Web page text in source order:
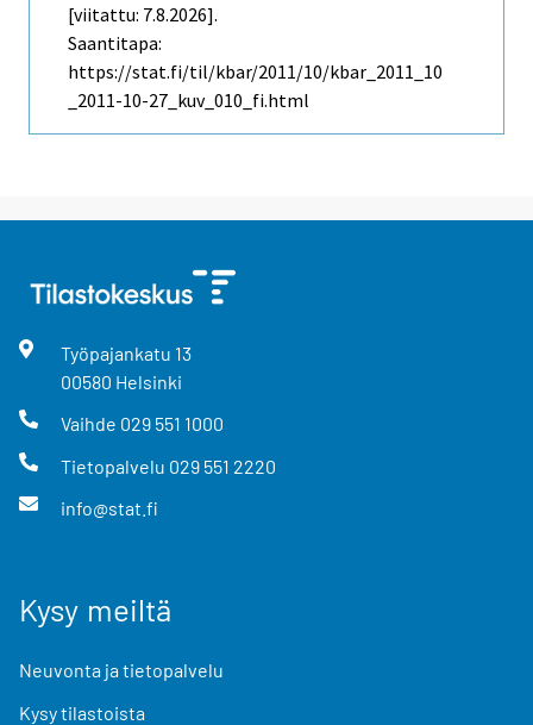
[viitattu: 7.8.2026].
Saantitapa:
https://stat.fi/til/kbar/2011/10/kbar_2011_10
_2011-10-27_kuv_010_fi.html
Työpajankatu 13
00580 Helsinki
Vaihde 029 551 1000
Tietopalvelu 029 551 2220
info@stat.fi
Kysy meiltä
Neuvonta ja tietopalvelu
Kysy tilastoista